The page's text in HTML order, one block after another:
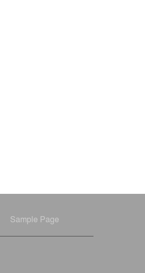
Sample Page